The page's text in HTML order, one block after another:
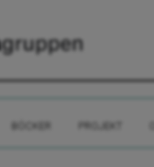
BÖCKER PROJEKT